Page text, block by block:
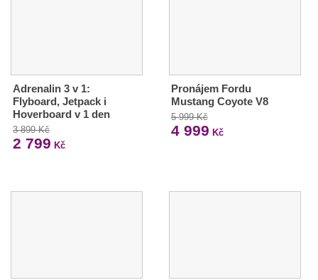
Adrenalin 3 v 1:
Flyboard, Jetpack i
Hoverboard v 1 den
3 899 Kč
2 799 Kč
Pronájem Fordu
Mustang Coyote V8
5 999 Kč
4 999 Kč